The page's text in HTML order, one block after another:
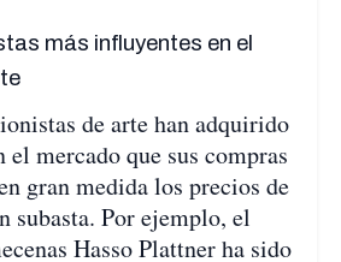
más influyentes en el
de arte han adquirido
mercado que sus compras
gran medida los precios de
subasta. Por ejemplo, el
Hasso Plattner ha sido